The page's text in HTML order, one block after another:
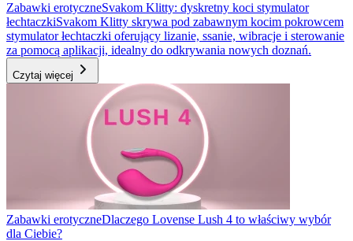
Zabawki erotyczneSvakom Klitty: dyskretny koci stymulator
łechtaczkiSvakom Klitty skrywa pod zabawnym kocim pokrowcem
stymulator łechtaczki oferujący lizanie, ssanie, wibracje i sterowanie
za pomocą aplikacji, idealny do odkrywania nowych doznań.
Czytaj więcej
Zabawki erotyczneDlaczego Lovense Lush 4 to właściwy wybór
dla Ciebie?